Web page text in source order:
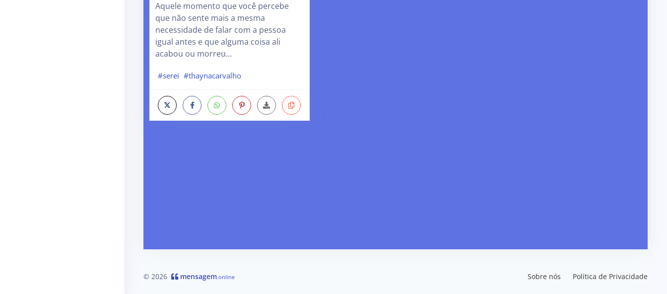
Aquele momento que você percebe
que não sente mais a mesma
necessidade de falar com a pessoa
igual antes e que alguma coisa ali
acabou ou morreu…
#serei #thaynacarvalho
© 2026 mensagem.online Sobre nós Política de Privacidade